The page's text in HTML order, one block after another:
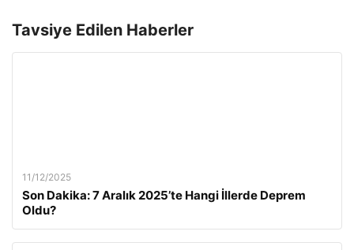
Tavsiye Edilen Haberler
11/12/2025
Son Dakika: 7 Aralık 2025’te Hangi İllerde Deprem
Oldu?